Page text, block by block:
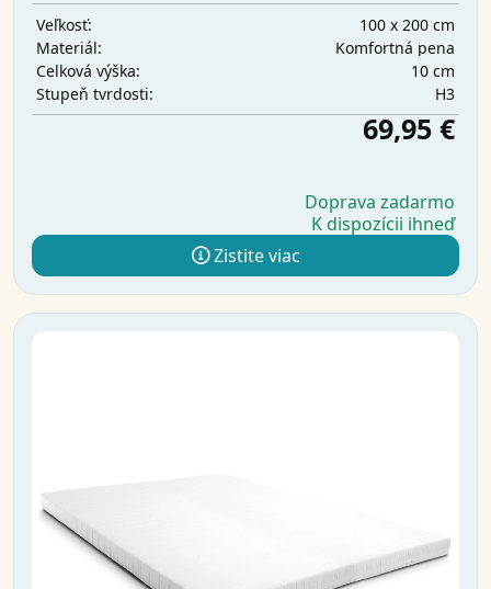
Veľkosť:
100 x 200 cm
Materiál:
Komfortná pena
Celková výška:
10 cm
Stupeň tvrdosti:
H3
69,95 €
Doprava zadarmo
K dispozícii ihneď
Zistite viac